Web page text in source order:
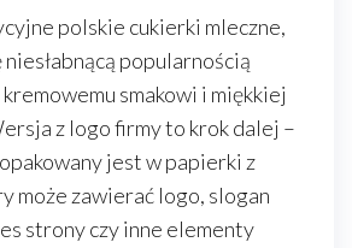
polskie cukierki mleczne,
popularnością
smakowi i miękkiej
z logo firmy to krok dalej –
jest w papierki z
może zawierać logo, slogan
strony czy inne elementy